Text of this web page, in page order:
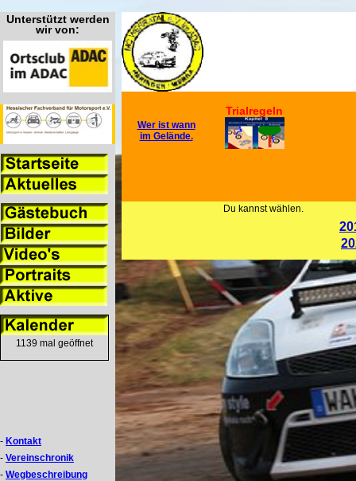
Unterstützt werden
wir von:
1139 mal geöffnet
- Kontakt
- Vereinschronik
- Wegbeschreibung
Wer ist wann
im Gelände.
Trialregeln
Du kannst wählen.